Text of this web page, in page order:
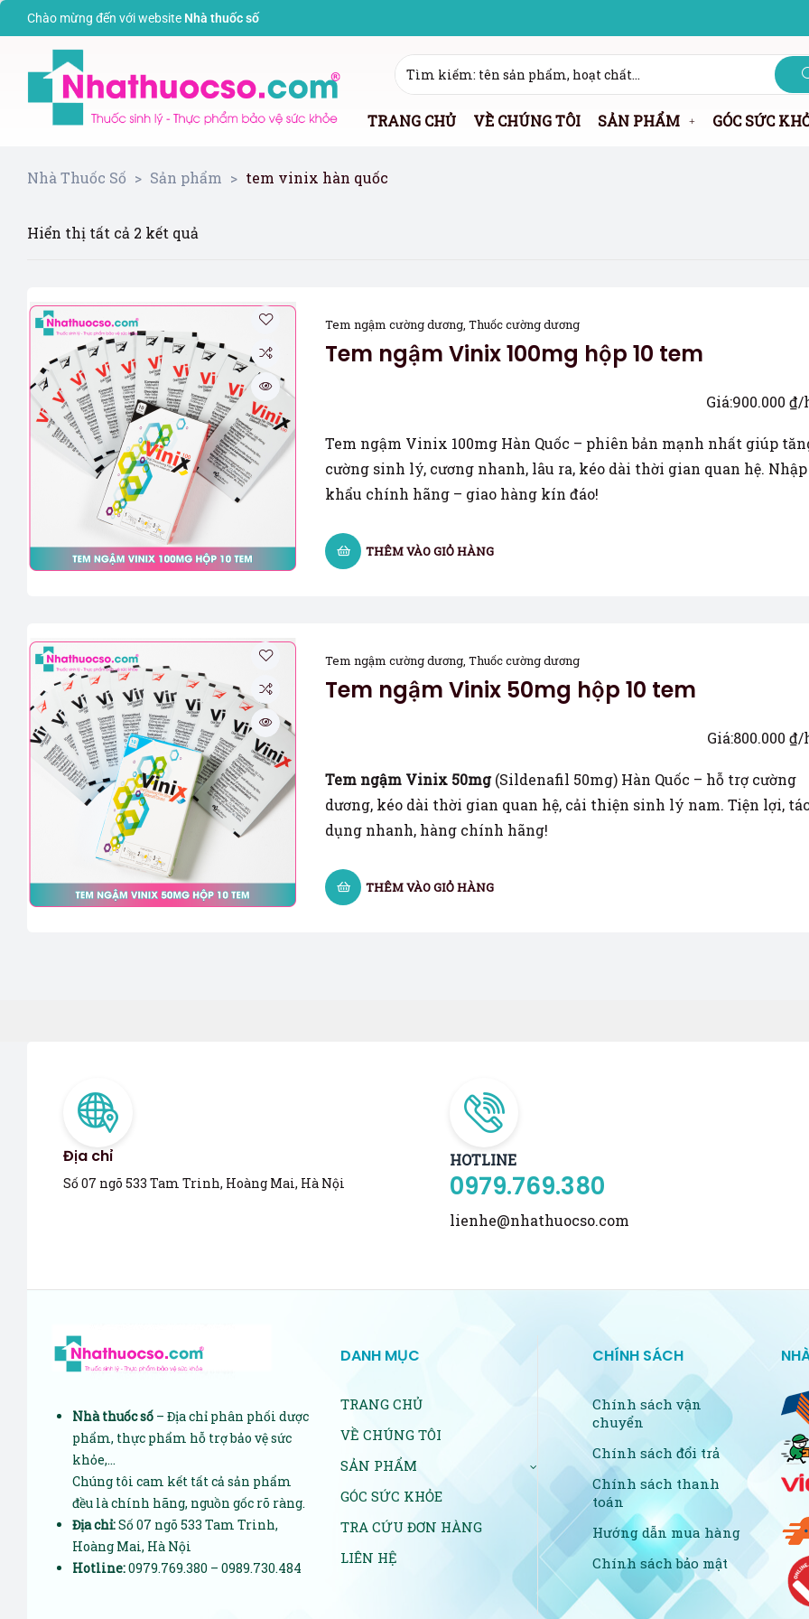
Chào mừng đến với website Nhà thuốc số
TRANG CHỦ VỀ CHÚNG TÔI SẢN PHẨM GÓC SỨC
Nhà Thuốc Số > Sản phẩm > tem vinix hàn quốc
Hiển thị tất cả 2 kết quả
Tem ngậm cường dương, Thuốc cường dương
Tem ngậm Vinix 100mg hộp 10 tem
Giá:900.000 ₫/
Tem ngậm Vinix 100mg Hàn Quốc – phiên bản mạnh nhất giúp
cường sinh lý, cương nhanh, lâu ra, kéo dài thời gian quan hệ. Nhập
khẩu chính hãng – giao hàng kín đáo!
THÊM VÀO GIỎ HÀNG
Tem ngậm cường dương, Thuốc cường dương
Tem ngậm Vinix 50mg hộp 10 tem
Giá:800.000 ₫/
Tem ngậm Vinix 50mg(Sildenafil 50mg) Hàn Quốc – hỗ trợ cường
dương, kéo dài thời gian quan hệ, cải thiện sinh lý nam. Tiện lợi, tác
dụng nhanh, hàng chính hãng!
THÊM VÀO GIỎ HÀNG
Địa chỉ
Số 07 ngõ 533 Tam Trinh, Hoàng Mai, Hà Nội
HOTLINE
0979.769.380
lienhe@nhathuocso.com
Nhà thuốc số – Địa chỉ phân phối dược
phẩm, thực phẩm hỗ trợ bảo vệ sức
khỏe,…
Chúng tôi cam kết tất cả sản phẩm
đều là chính hãng, nguồn gốc rõ ràng.
Địa chỉ:Số 07 ngõ 533 Tam Trinh,
Hoàng Mai, Hà Nội
Hotline:0979.769.380 – 0989.730.484
DANH MỤC
TRANG CHỦ
VỀ CHÚNG TÔI
SẢN PHẨM
GÓC SỨC KHỎE
TRA CỨU ĐƠN HÀNG
LIÊN HỆ
CHÍNH SÁCH
Chính sách vận
chuyển
Chính sách đổi trả
Chính sách thanh
toán
Hướng dẫn mua hàng
Chính sách bảo mật